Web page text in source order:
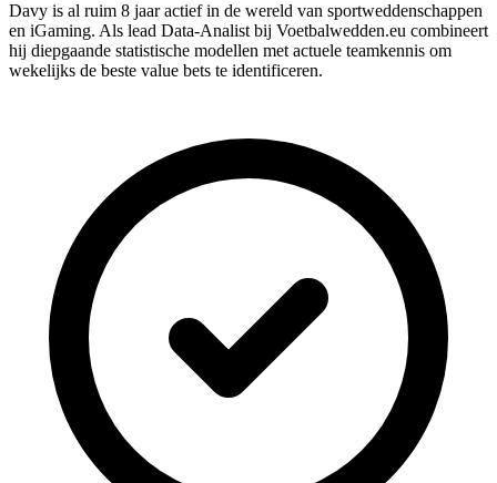
Davy is al ruim 8 jaar actief in de wereld van sportweddenschappen
en iGaming. Als lead Data-Analist bij Voetbalwedden.eu combineert
hij diepgaande statistische modellen met actuele teamkennis om
wekelijks de beste value bets te identificeren.